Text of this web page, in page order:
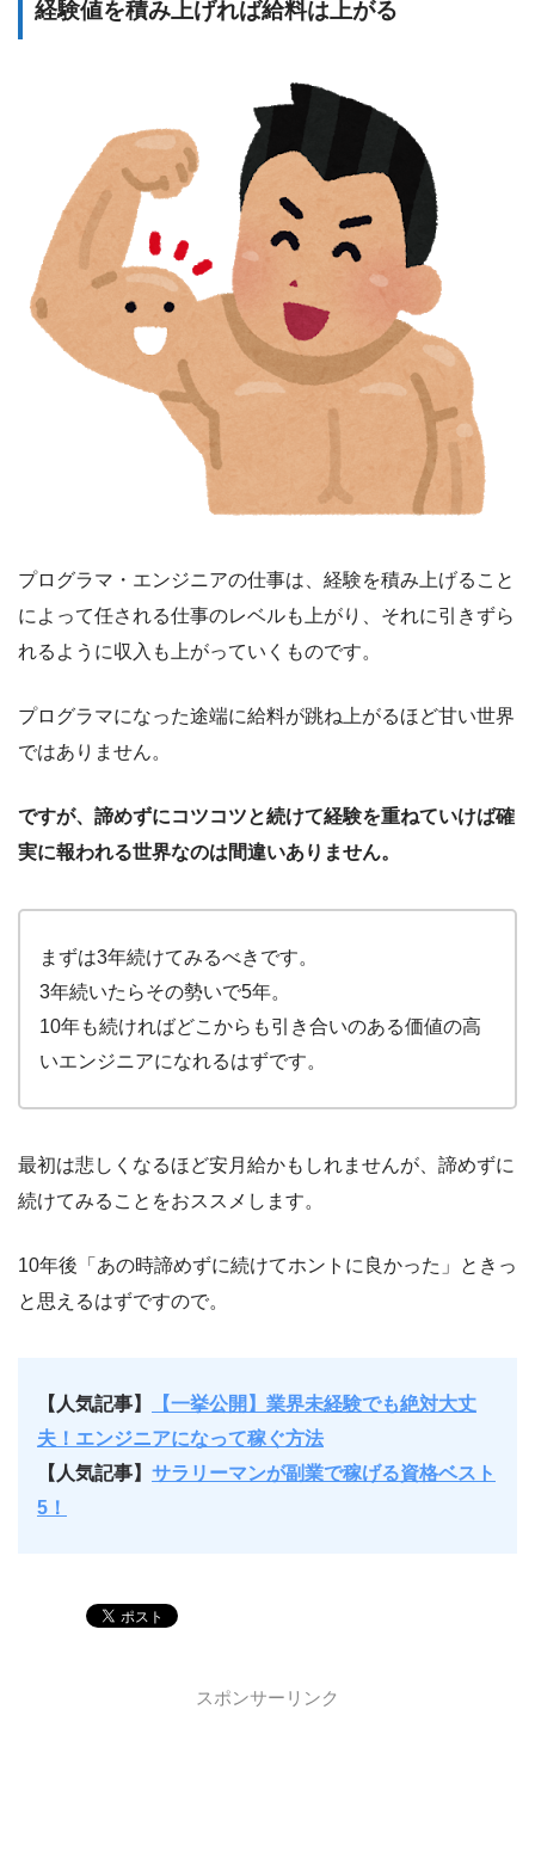
経験値を積み上げれば給料は上がる
プログラマ・エンジニアの仕事は、経験を積み上げること
によって任される仕事のレベルも上がり、それに引きずら
れるように収入も上がっていくものです。
プログラマになった途端に給料が跳ね上がるほど甘い世界
ではありません。
ですが、諦めずにコツコツと続けて経験を重ねていけば確
実に報われる世界なのは間違いありません。
まずは3年続けてみるべきです。
3年続いたらその勢いで5年。
10年も続ければどこからも引き合いのある価値の高
いエンジニアになれるはずです。
最初は悲しくなるほど安月給かもしれませんが、諦めずに
続けてみることをおススメします。
10年後「あの時諦めずに続けてホントに良かった」ときっ
と思えるはずですので。
【人気記事】
【一挙公開】業界未経験でも絶対大丈
夫！エンジニアになって稼ぐ方法
【人気記事】 サラリーマンが副業で稼げる資格ベスト
5！
スポンサーリンク